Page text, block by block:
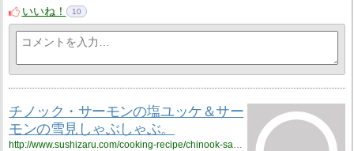
いいね！
10
チノック・サーモンの塩ユッケ＆サー
モンの雪見しゃぶしゃぶ。